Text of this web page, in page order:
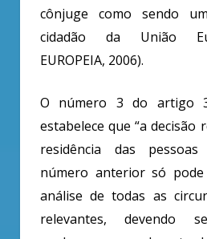
cônjuge como sendo
cidadão da União
EUROPEIA, 2006).
O número 3 do artigo
estabelece que “a decisão
residência das
número anterior só
análise de todas as
relevantes, devendo